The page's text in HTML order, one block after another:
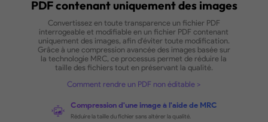
Téléversez et convertissez en un seul clic plusieurs fichiers
ACHETER